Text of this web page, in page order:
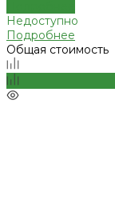
Недоступно
Подробнее
Общая стоимость